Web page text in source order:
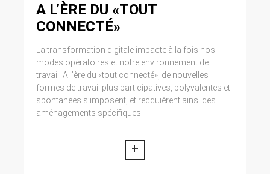
A L’ÈRE DU «TOUT
CONNECTÉ»
La transformation digitale impacte à la fois nos
modes opératoires et notre environnement de
travail. A l’ère du «tout connecté», de nouvelles
formes de travail plus participatives, polyvalentes et
spontanées s’imposent, et recquièrent ainsi des
aménagements spécifiques.
+